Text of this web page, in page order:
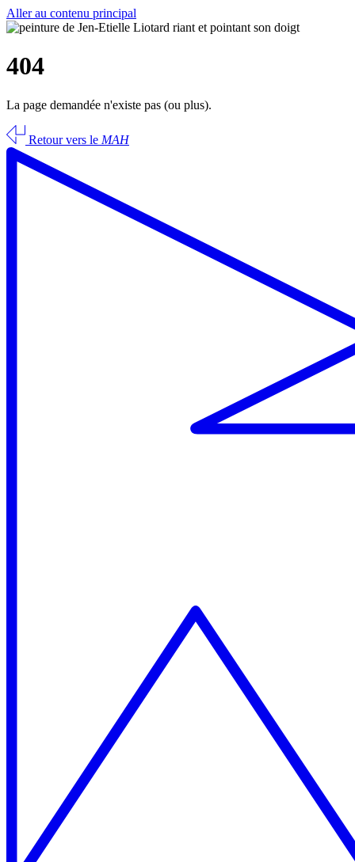
Aller au contenu principal
404
La page demandée n'existe pas (ou plus).
Retour vers le MAH